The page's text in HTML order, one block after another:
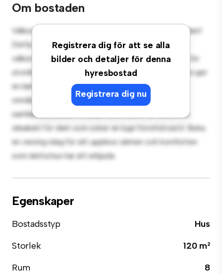
Om bostaden
Registrera dig för att se alla
bilder och detaljer för denna
hyresbostad
Registrera dig nu
Välkommen till din nya förortsoas på Solstigen, Boden!
Detta charmiga 8-rumshus erbjuder en rymlig och
välkomnande miljö. Den stora bakgården är perfekt för
utomhussammankomster, och den mysiga interiören ger
en bekväm tillflyktsort. Beläget i ett familjevänligt
område, har du tillgång till parker, skolor och
samhällsfaciliteter. Prisvärt till 8 500 kr är detta hus
idealiskt för dem som söker en lugn förortslivsstil. Boka
en visning idag för att uppleva värmen och komforten
som detta hus har att erbjuda.
Egenskaper
Bostadsstyp
Hus
Storlek
120 m²
Rum
8